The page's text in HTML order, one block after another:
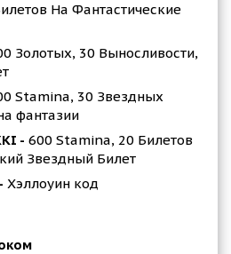
На Фантастические
Золотых, 30 Выносливости,
Stamina, 30 Звездных
фантазии
- 600 Stamina, 20 Билетов
Звездный Билет
Хэллоуин код